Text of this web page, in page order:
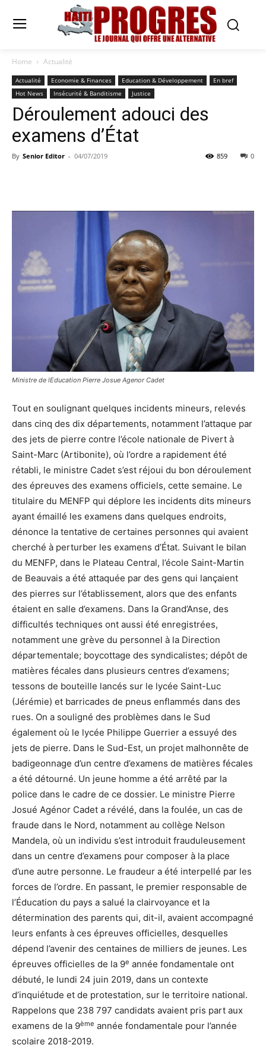
Home Actualité
Actualité Economie & Finances Education & Développement
En bref
Hot News
Insécurité & Banditisme Justice
Déroulement adouci des
examens d’État
By Senior Editor - 04/07/2019 0
859
Ministre de lEducation Pierre Josue Agenor Cadet
Tout en soulignant quelques incidents mineurs, relevés
dans cinq des dix départements, notamment l’attaque par
des jets de pierre contre l’école nationale de Pivert à
Saint-Marc (Artibonite), où l’ordre a rapidement été
rétabli, le ministre Cadet s’est réjoui du bon déroulement
des épreuves des examens officiels, cette semaine. Le
titulaire du MENFP qui déplore les incidents dits mineurs
ayant émaillé les examens dans quelques endroits,
dénonce la tentative de certaines personnes qui avaient
cherché à perturber les examens d’État. Suivant le bilan
du MENFP, dans le Plateau Central, l’école Saint-Martin
de Beauvais a été attaquée par des gens qui lançaient
des pierres sur l’établissement, alors que des enfants
étaient en salle d’examens. Dans la Grand’Anse, des
difficultés techniques ont aussi été enregistrées,
notamment une grève du personnel à la Direction
départementale; boycottage des syndicalistes; dépôt de
matières fécales dans plusieurs centres d’examens;
tessons de bouteille lancés sur le lycée Saint-Luc
(Jérémie) et barricades de pneus enflammés dans des
rues. On a souligné des problèmes dans le Sud
également où le lycée Philippe Guerrier a essuyé des
jets de pierre. Dans le Sud-Est, un projet malhonnête de
badigeonnage d’un centre d’examens de matières fécales
a été détourné. Un jeune homme a été arrêté par la
police dans le cadre de ce dossier. Le ministre Pierre
Josué Agénor Cadet a révélé, dans la foulée, un cas de
fraude dans le Nord, notamment au collège Nelson
Mandela, où un individu s’est introduit frauduleusement
dans un centre d’examens pour composer à la place
d’une autre personne. Le fraudeur a été interpellé par les
forces de l’ordre. En passant, le premier responsable de
l’Éducation du pays a salué la clairvoyance et la
détermination des parents qui, dit-il, avaient accompagné
leurs enfants à ces épreuves officielles, desquelles
dépend l’avenir des centaines de milliers de jeunes. Les
épreuves officielles de la 9e année fondamentale ont
débuté, le lundi 24 juin 2019, dans un contexte
d’inquiétude et de protestation, sur le territoire national.
Rappelons que 238 797 candidats avaient pris part aux
examens de la 9ème année fondamentale pour l’année
scolaire 2018-2019.